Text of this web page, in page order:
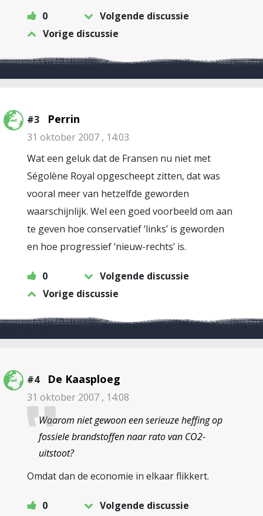
0
Volgende discussie
Vorige discussie
#3 Perrin
31 oktober 2007 , 14:03
Wat een geluk dat de Fransen nu niet met
Ségolène Royal opgescheept zitten, dat was
vooral meer van hetzelfde geworden
waarschijnlijk. Wel een goed voorbeeld om aan
te geven hoe conservatief ‘links’ is geworden
en hoe progressief ‘nieuw-rechts’ is.
0
Volgende discussie
Vorige discussie
#4 De Kaasploeg
31 oktober 2007 , 14:08
Waarom niet gewoon een serieuze heffing op
fossiele brandstoffen naar rato van CO2-
uitstoot?
Omdat dan de economie in elkaar flikkert.
0
Volgende discussie